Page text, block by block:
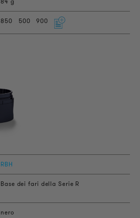
850 500 900
RBH
Base dei fari della Serie R
nero